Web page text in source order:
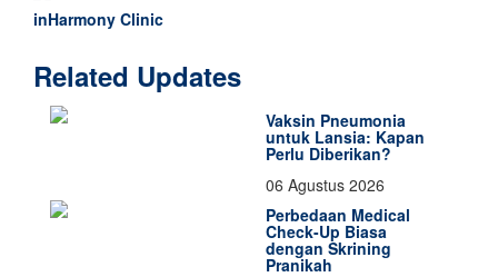
inHarmony Clinic
Related Updates
Vaksin Pneumonia
untuk Lansia: Kapan
Perlu Diberikan?
06 Agustus 2026
Perbedaan Medical
Check-Up Biasa
dengan Skrining
Pranikah